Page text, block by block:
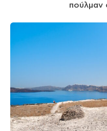
πούλμαν